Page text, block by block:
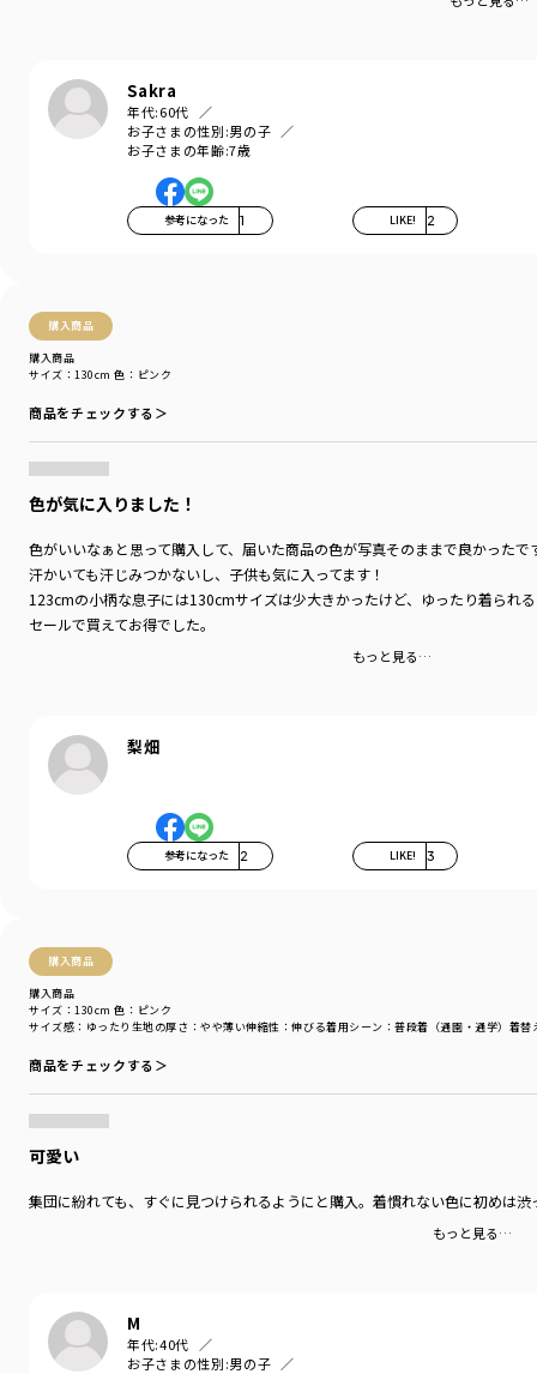
Sakra
年代:60代
お子さまの性別:男の子
お子さまの年齢:7歳
参考になった 1 LIKE! 2
購入商品
購入商品
サイズ：130cm 色：ピンク
商品をチェックする＞
色が気に入りました！
色がいいなぁと思って購入して、届いた商品の色が写真そのままで良かったで
汗かいても汗じみつかないし、子供も気に入ってます！
123cmの小柄な息子には130cmサイズは少大きかったけど、ゆったり着られ
セールで買えてお得でした。
もっと見る…
梨畑
参考になった 2 LIKE! 3
購入商品
購入商品
サイズ感 ：ゆったり 生地の厚さ ：やや薄い伸縮性 ：伸びる着用シーン ：普段着（通園・通学） 着替
サイズ：130cm 色：ピンク
商品をチェックする＞
可愛い
集団に紛れても、すぐに見つけられるようにと購入。着慣れない色に初めは
もっと見る…
M
年代:40代
お子さまの性別:男の子
伸縮性：あり
80㎝・90㎝のみ肩ボタンが付いております。
着用イメージ/カラー：アイボリー
モデル：身長112.0cm 体重19.0kg
サイズ：サイズ110
カテゴリ
カラー
性別タイプ
／ BOY